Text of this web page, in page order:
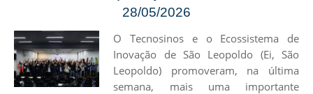
28/05/2026
OTecnosinos e o Ecossistema de
Inovação de São Leopoldo (Ei, São
Leopoldo) promoveram, na última
semana, mais uma importante